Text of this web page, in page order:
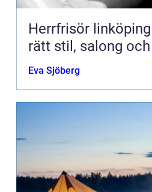
Herrfrisör linköping så hittar män
rätt stil, salong
Eva Sjöberg